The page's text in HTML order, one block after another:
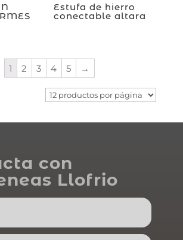
Estufa de hierro
conectable altara
1 2 3 4 5 →
con
Llofrio